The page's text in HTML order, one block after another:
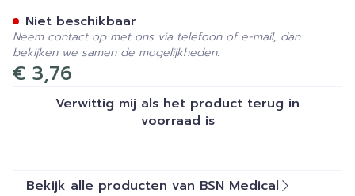
€ 3,76
Verwittig mij als het product terug in
voorraad is
Niet beschikbaar
Neem contact op met ons via telefoon of e-mail, dan
bekijken we samen de mogelijkheden.
Bekijk alle producten van BSN Medical